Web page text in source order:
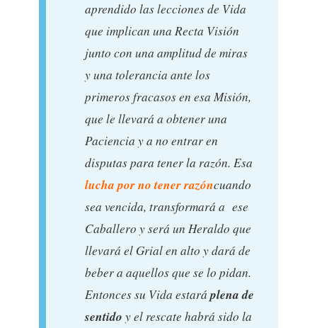
aprendido las lecciones de Vida
que implican una Recta Visión
junto con una amplitud de miras
y una tolerancia ante los
primeros fracasos en esa Misión,
que le llevará a obtener una
Paciencia y a no entrar en
disputas para tener la razón. Esa
lucha por no tener razóncuando
sea vencida, transformará a ese
Caballero y será un Heraldo que
llevará el Grial en alto y dará de
beber a aquellos que se lo pidan.
Entonces su Vida estaráplena de
sentido y el rescate habrá sido la